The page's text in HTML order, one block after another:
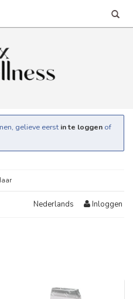
gelieve eerst in te loggen of
Nederlands Inloggen